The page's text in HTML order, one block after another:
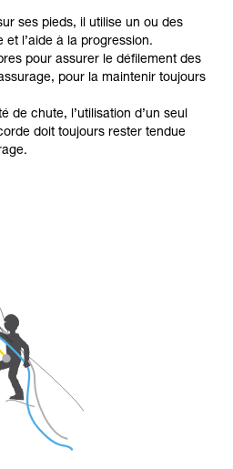
ses pieds, il utilise un ou des
et l’aide à la progression.
pour assurer le défilement des
pour la maintenir toujours
de chute, l’utilisation d’un seul
doit toujours rester tendue